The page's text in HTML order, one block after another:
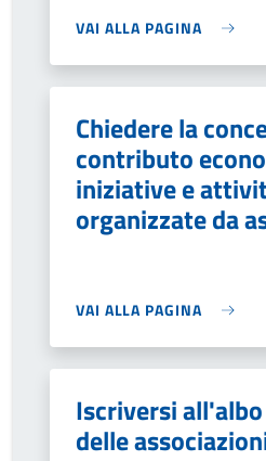
VAI ALLA PAGINA
Chiedere la
contributo
iniziative e
organizzate da
VAI ALLA PAGINA
Iscriversi
delle